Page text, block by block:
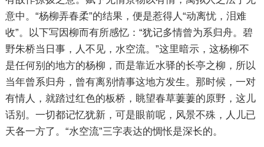
意中。“杨柳弄春柔”的结果，便是惹得人“动离忧，泪难
收”。以下写因柳而有所感忆：“犹记多情曾为系归舟。碧
野朱桥当日事，人不见，水空流。”这里暗示，这杨柳不
是任何别的地方的杨柳，而是靠近水驿的长亭之柳，所以
当年曾系归舟，曾有离别情事这地方发生。那时候，一对
有情人，就踏过红色的板桥，眺望春草萋萋的原野，这儿
话别。一切都记忆犹新，可是眼前呢，风景不殊，人儿已
天各一方了。“水空流”三字表达的惆怅是深长的。